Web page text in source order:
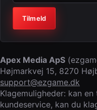
Virksomhed (lad feltet
Tilmeld
Apex Media ApS (
Højmarkvej 15, 8270
support@ezgame.dk
Klagemuligheder: kan
kundeservice, kan du